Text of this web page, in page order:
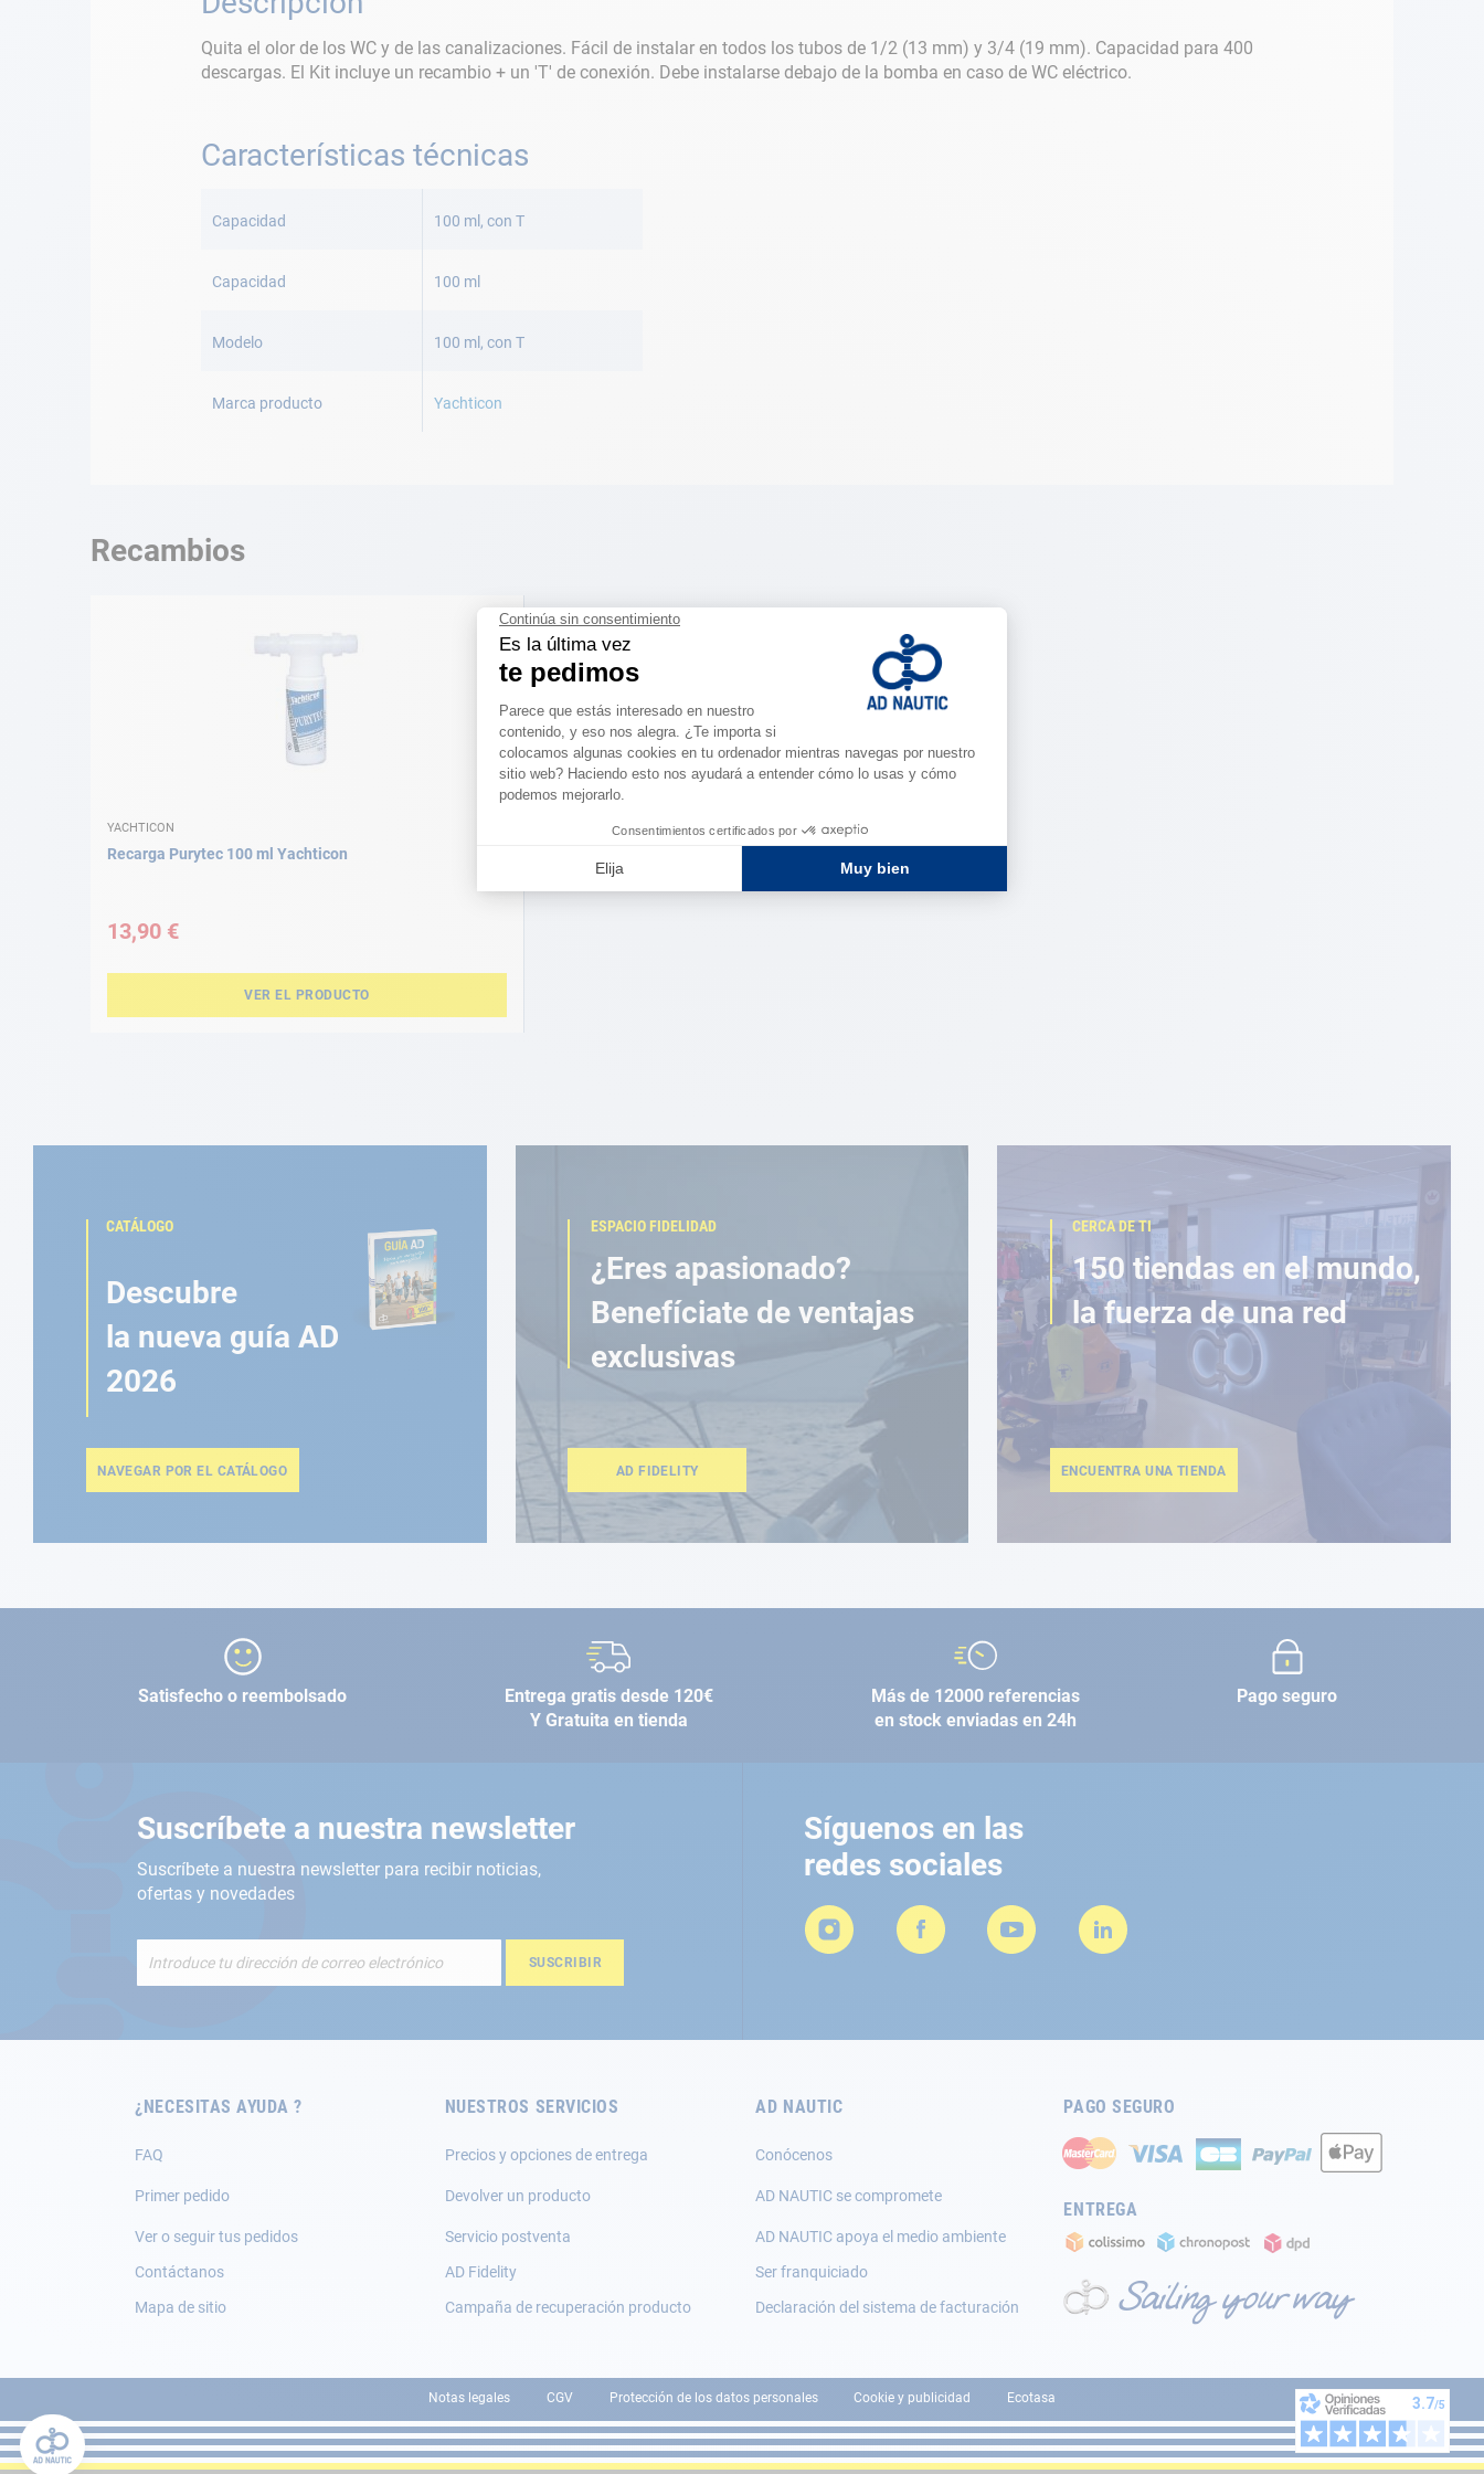
Quita el olor de los WC y de las canalizaciones. Fácil de instalar en todos los tubos de 1/2 (13 mm) y 3/4 (19 mm). Capacidad para 400
descargas. El Kit incluye un recambio + un 'T' de conexión. Debe instalarse debajo de la bomba en caso de WC eléctrico.
Características técnicas
Información
Capacidad 100 ml, con T
Capacidad 100 ml
Modelo 100 ml, con T
Marca producto Yachticon
Recambios
YACHTICON
Recarga Purytec 100 ml Yachticon
13,90 €
VER EL PRODUCTO
CATÁLOGO
Descubre
la nueva guía AD
2026
NAVEGAR POR EL CATÁLOGO
ESPACIO FIDELIDAD
¿Eres apasionado?
Benefíciate de ventajas
exclusivas
AD FIDELITY
CERCA DE TI
150 tiendas en el mundo,
la fuerza de una red
ENCUENTRA UNA TIENDA
Satisfecho o reembolsado
Entrega gratis desde 120€
Y Gratuita en tienda
Más de 12000 referencias
en stock enviadas en 24h
Pago seguro
Suscríbete a nuestra newsletter
Suscríbete a nuestra newsletter para recibir noticias,
ofertas y novedades
de
SUSCRIBIR
Síguenos en las
redes sociales
¿NECESITAS AYUDA ?
FAQ
Primer pedido
Ver o seguir tus pedidos
Contáctanos
Mapa de sitio
NUESTROS SERVICIOS
Precios y opciones de entrega
Devolver un producto
Servicio postventa
AD Fidelity
Campaña de recuperación producto
AD NAUTIC
Conócenos
AD NAUTIC se compromete
AD NAUTIC apoya el medio ambiente
Ser franquiciado
Declaración del sistema de facturación
PAGO SEGURO
ENTREGA
Notas legales CGV Protección de los datos personales Cookie y publicidad Ecotasa